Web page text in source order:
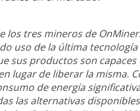
los tres mineros de
uso de la última
sus productos son
lugar de liberar la misma.
de energía
las alternativas